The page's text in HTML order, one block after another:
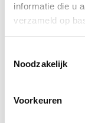
informatie die u
verzameld op
Noodzakelijk
Voorkeuren
Terug
MVO